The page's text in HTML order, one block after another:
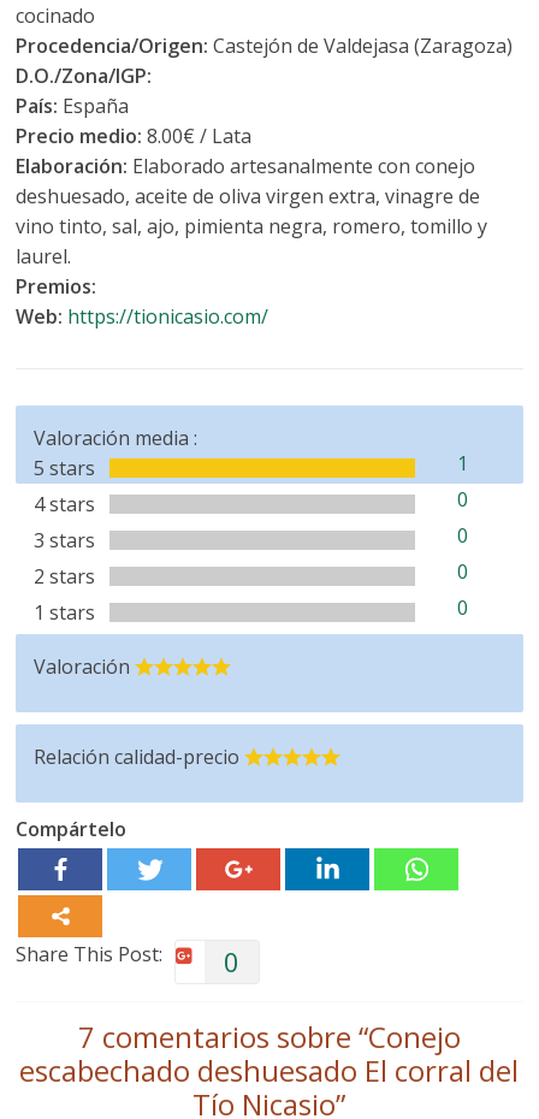
cocinado
Procedencia/Origen: Castejón de Valdejasa (Zaragoza)
D.O./Zona/IGP:
País: España
Precio medio: 8.00€ / Lata
Elaboración: Elaborado artesanalmente con conejo
deshuesado, aceite de oliva virgen extra, vinagre de
vino tinto, sal, ajo, pimienta negra, romero, tomillo y
laurel.
Premios:
Web: https://tionicasio.com/
Valoración media :
5 stars
1
4 stars
0
3 stars
0
2 stars
0
1 stars
0
Valoración
Relación calidad-precio
Compártelo
Share This Post: 0
7 comentarios sobre “Conejo
escabechado deshuesado El corral del
Tío Nicasio”